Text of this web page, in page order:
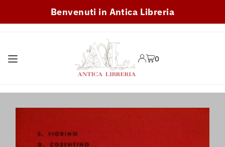
TRANSLATION MISSING:
Benvenuti in Antica Libreria
0